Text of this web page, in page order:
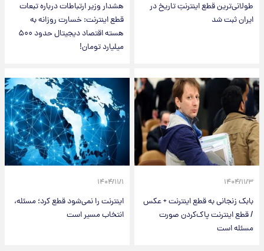
طولانی‌ترین قطع اینترنتِ تاریخ در
ایران ثبت شد
هشدار وزیر ارتباطات درباره تبعات
قطع اینترنت: خسارت روزانه به
هسته اقتصاد دیجیتال حدود ۵۰۰
میلیارد تومان!
۱۴۰۴/۱۱/۳
بابک زنجانی به قطع اینترنت + عکس
/ قطع اینترنت پاک‌کردن صورت
مسئله است
۱۴۰۴/۱۱/۱
اینترنت را نمی‌شود قطع کرد؛ مسئله،
انتخاب مسیر است